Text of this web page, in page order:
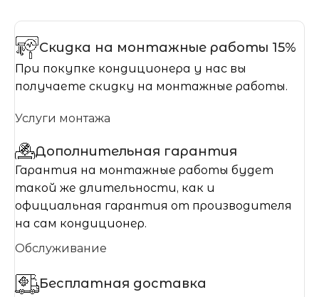
Скидка на монтажные работы 15%
При покупке кондиционера у нас вы
получаете скидку на монтажные работы.
Услуги монтажа
Дополнительная гарантия
Гарантия на монтажные работы будет
такой же длительности, как и
официальная гарантия от производителя
на сам кондиционер.
Обслуживание
Бесплатная доставка